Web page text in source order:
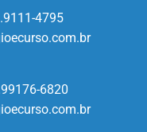
4795
6820